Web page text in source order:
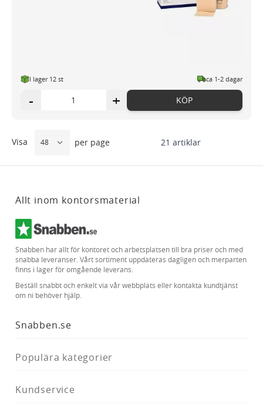
I lager 12 st ca 1-2 dagar
- + KÖP
21 artiklar
Visa per page
Allt inom kontorsmaterial
Snabben har allt för kontoret och arbetsplatsen till bra priser och med
snabba leveranser. Vårt sortiment uppdateras dagligen och merparten
finns i lager för omgående leverans.
Beställ snabbt och enkelt via vår webbplats eller kontakta kundtjänst
om ni behöver hjälp.
Snabben.se
Populära kategorier
Kundservice